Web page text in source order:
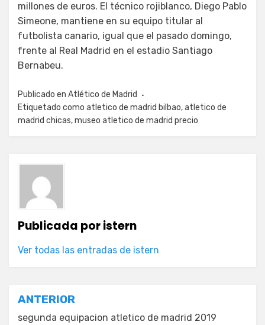
millones de euros. El técnico rojiblanco, Diego Pablo
Simeone, mantiene en su equipo titular al
futbolista canario, igual que el pasado domingo,
frente al Real Madrid en el estadio Santiago
Bernabeu.
Publicado en Atlético de Madrid
Etiquetado como atletico de madrid bilbao,atletico de
madrid chicas,museo atletico de madrid precio
Publicada poristern
Ver todas las entradas de istern
Navegación
ANTERIOR
segunda equipacion atletico de madrid 2019